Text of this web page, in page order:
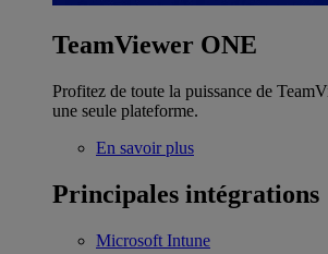
TeamViewer ONE
Profitez de toute la puissance de
une seule plateforme.
En savoir plus
Principales intégrations
Microsoft Intune